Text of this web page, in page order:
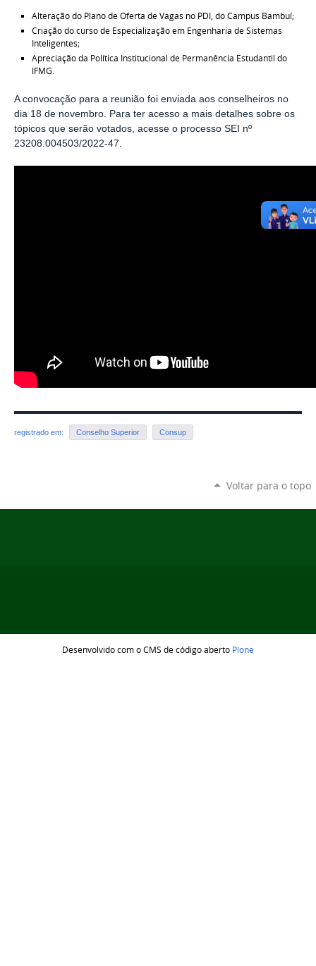
Alteração do Plano de Oferta de Vagas no PDI, do Campus Bambuí;
Criação do curso de Especialização em Engenharia de Sistemas
Inteligentes;
Apreciação da Política Institucional de Permanência Estudantil do
IFMG.
A convocação para a reunião foi enviada aos conselheiros no
dia 18 de novembro. Para ter acesso a mais detalhes sobre os
tópicos que serão votados, acesse o processo SEI nº
23208.004503/2022-47.
registrado em: Conselho Superior Consup
Voltar para o topo
Desenvolvido com o CMS de código aberto Plone